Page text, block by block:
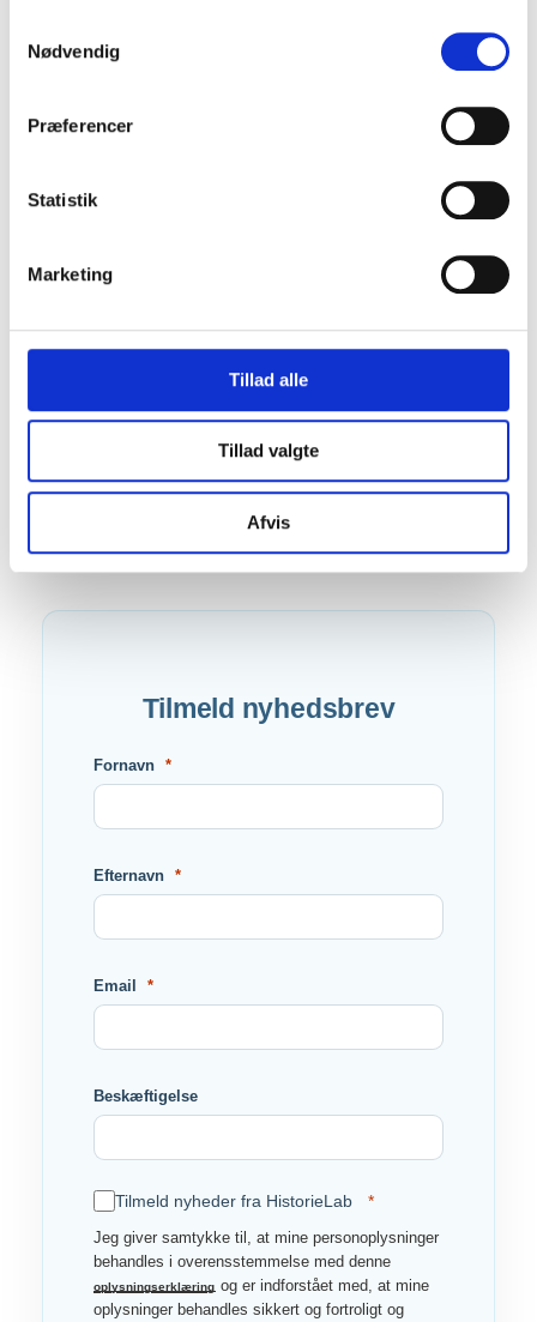
Nødvendig
Præferencer
Statistik
Marketing
Tillad alle
Tillad valgte
Afvis
projektet
Følgeforskningen og rapporten er udarbejdet af
Mette Vedel Kiilerich (OBM) med støtte fra
HistorieLab.
Læs rapporten som pdf
Tilmeld nyhedsbrev
Fornavn
Efternavn
Email
Beskæftigelse
Tilmeld nyheder fra HistorieLab
Jeg giver samtykke til, at mine personoplysninger
behandles i overensstemmelse med denne
oplysningserklæring og er indforstået med, at mine
oplysninger behandles sikkert og fortroligt og